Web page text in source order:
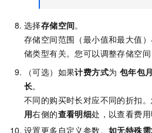
选择存储空间。
存储空间范围（最小值和最大值
储类型有关。您可以调整存储空
（可选）如果计费方式为 包年包月
长。
不同的购买时长对应不同的折扣
用右侧的查看明细处，以查看费用
设置更多自定义参数。 如无特殊需